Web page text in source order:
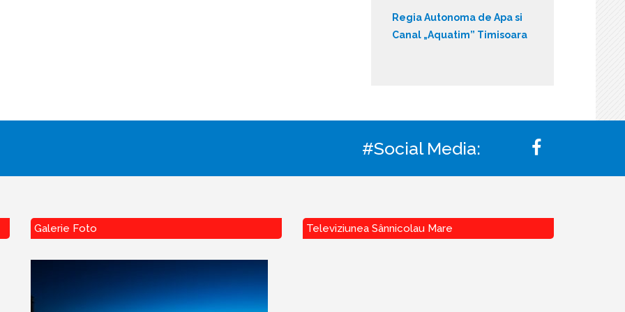
Regia Autonoma de Apa si
Canal „Aquatim” Timisoara
#Social Media:
Galerie Foto Televiziunea Sânnicolau Mare